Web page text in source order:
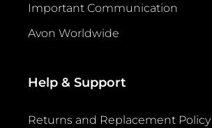
Important Communication
Avon Worldwide
Help & Support
Returns and Replacement Policy